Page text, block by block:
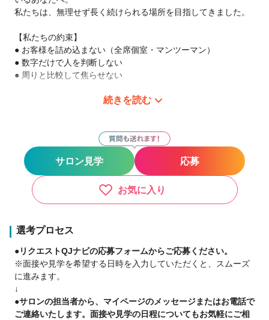
私たちは、無理せず長く続けられる場所を目指してきました。
【私たちの約束】
● お客様を詰め込まない（全席個室・マンツーマン）
● 数字だけで人を判断しない
● 周りと比較して焦らせない
『数をこなして短期で稼ぎたい』方には向きません。
でも、『美容師という仕事を、穏やかに、大切に続けたい』な
ら、
ECLARTは最高の場所になります。
【安心の収入設計（⚠ここはごまかしません）】
● 保障給 最大45万円（月収70万超のスタッフも在籍）
「無理しない＝稼げない」ではありません。
【月収例】
・36歳女性／入社1年（9時〜17時／月6日休）
月収64万円
→ 保育園のお迎えに間に合うようになりました
続きを読む
サロン見学 応募
お気に入り
選考プロセス
●リクエストQJナビの応募フォームからご応募ください。
※面接や見学を希望する日時を入力していただくと、スムーズ
に進みます。
↓
●サロンの担当者から、マイページのメッセージまたはお電話で
ご連絡いたします。面接や見学の日程についてもお気軽にご相